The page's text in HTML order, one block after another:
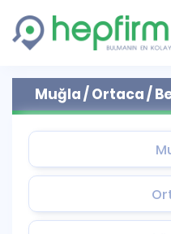
Muğla / Ortaca /